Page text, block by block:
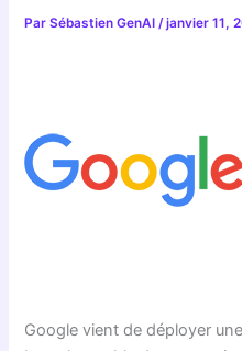
ParSébastien GenAI/janvier 11,
Google vient de déployer